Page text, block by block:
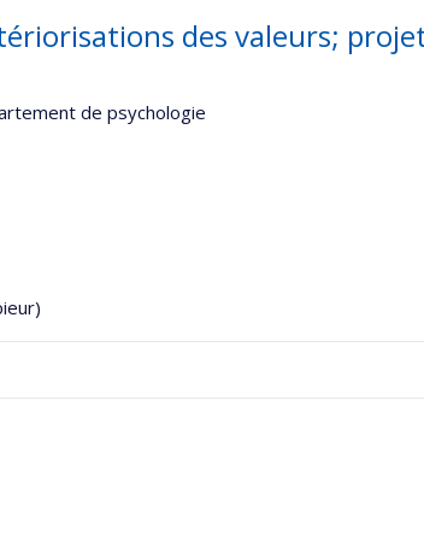
des valeurs;
de psychologie